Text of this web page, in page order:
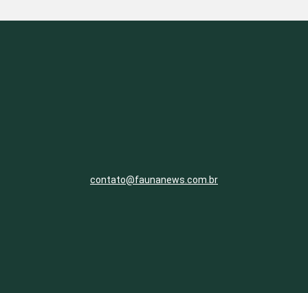
contato@faunanews.com.br